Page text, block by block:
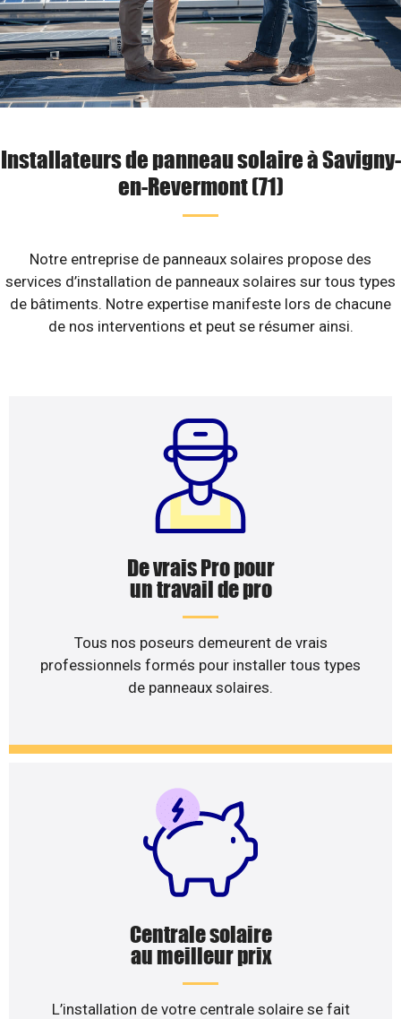
Installateurs de panneau solaire à Savigny-
en-Revermont (71)
Notre entreprise de panneaux solaires propose des
services d’installation de panneaux solaires sur tous types
de bâtiments. Notre expertise manifeste lors de chacune
de nos interventions et peut se résumer ainsi.
De vrais Pro pour
un travail de pro
Tous nos poseurs demeurent de vrais
professionnels formés pour installer tous types
de panneaux solaires.
Centrale solaire
au meilleur prix
L’installation de votre centrale solaire se fait